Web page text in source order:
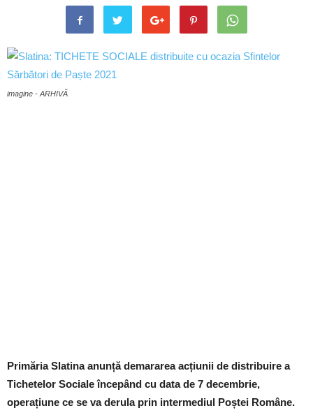
imagine - ARHIVĂ
Primăria Slatina anunță demararea acțiunii de distribuire a
Tichetelor Sociale începând cu data de 7 decembrie,
operațiune ce se va derula prin intermediul Poștei Române.